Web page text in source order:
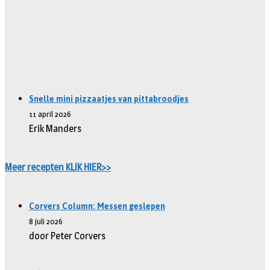
Snelle mini pizzaatjes van pittabroodjes
11 april 2026
Erik Manders
Meer recepten KLIK HIER>>
Corvers Column: Messen geslepen
8 juli 2026
door Peter Corvers